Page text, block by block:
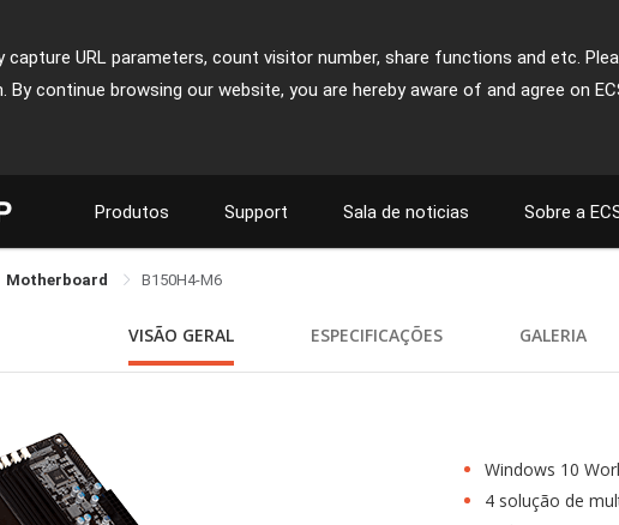
URL parameters, count visitor number, share functions and etc.
continue browsing our website, you are hereby aware of and agree on
Produtos Support Sala de noticias Sobre a
Motherboard B150H4-M6
VISÃO GERAL ESPECIFICAÇÕES GALERIA
Windows 10
4 solução de